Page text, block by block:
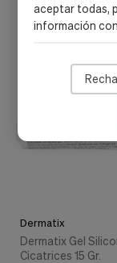
aceptar todas,
información
Añadir al
envío gratis
Dermatix
Dermatix Gel
Cicatrices 15 Gr.